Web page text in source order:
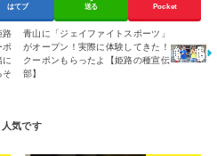
はてブ 送る Pocket
路
ポ
に
そ
青山に「ジェイファイトスポーツ」
がオープン！実際に体験してきた！
クーポンもらったよ【姫路の種宣伝
部】